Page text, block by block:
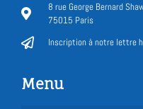
8 rue George Bernard
75015 Paris
Inscription à notre lettre
Menu